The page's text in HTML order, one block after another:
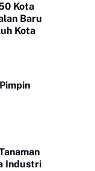
Kota
Baru
Kota
Industri